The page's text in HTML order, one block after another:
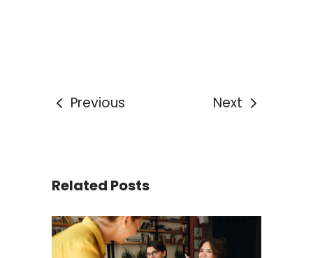
Previous Next
Related Posts